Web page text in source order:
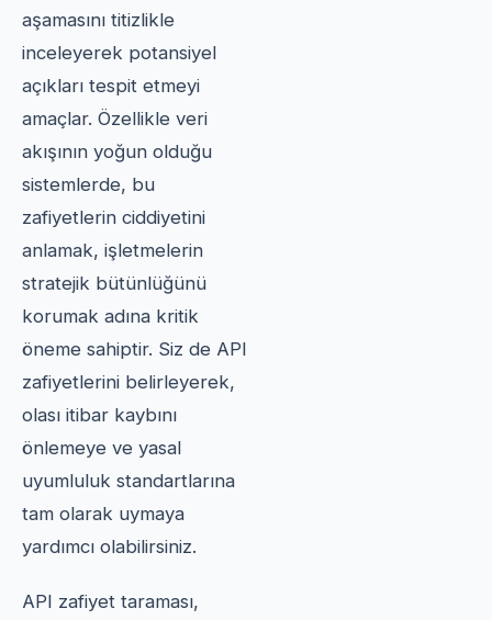
aşamasını titizlikle
inceleyerek potansiyel
açıkları tespit etmeyi
amaçlar. Özellikle veri
akışının yoğun olduğu
sistemlerde, bu
zafiyetlerin ciddiyetini
anlamak, işletmelerin
stratejik bütünlüğünü
korumak adına kritik
öneme sahiptir. Siz de API
zafiyetlerini belirleyerek,
olası itibar kaybını
önlemeye ve yasal
uyumluluk standartlarına
tam olarak uymaya
yardımcı olabilirsiniz.
API zafiyet taraması,